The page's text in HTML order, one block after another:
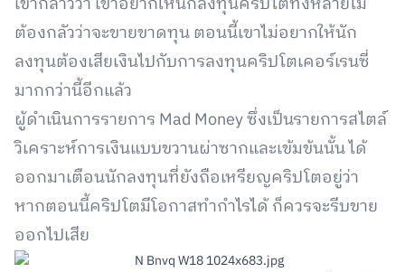
ต้องกลัวว่าจะขายขาดทุน ตอนนี้เขาไม่อยากให้นัก
ลงทุนต้องเสียเงินไปกับการลงทุนคริปโตเคอร์เรนซี่
มากกว่านี้อีกแล้ว
ผู้ดำเนินการรายการ Mad Money ซึ่งเป็นรายการสไตล์
วิเคราะห์การเงินแบบขวานผ่าซากและเข้มข้นนั้น ได้
ออกมาเตือนนักลงทุนที่ยังถือเหรียญคริปโตอยู่ว่า
หากตอนนี้คริปโตมีโอกาสทำกำไรได้ ก็ควรจะรีบขาย
ออกไปเสีย